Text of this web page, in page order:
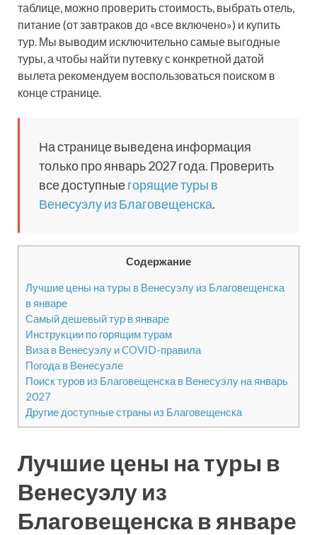
таблице, можно проверить стоимость, выбрать отель,
питание (от завтраков до «все включено») и купить
тур. Мы выводим исключительно самые выгодные
туры, а чтобы найти путевку с конкретной датой
вылета рекомендуем воспользоваться поиском в
конце странице.
На странице выведена информация
только про январь 2027 года. Проверить
все доступныегорящие туры в
Венесуэлу из Благовещенска.
Содержание
Лучшие цены на туры в Венесуэлу из Благовещенска
в январе
Самый дешевый тур в январе
Инструкции по горящим турам
Виза в Венесуэлу и COVID-правила
Погода в Венесуэле
Поиск туров из Благовещенска в Венесуэлу на январь
2027
Другие доступные страны из Благовещенска
Лучшие цены на туры в
Венесуэлу из
Благовещенска в январе